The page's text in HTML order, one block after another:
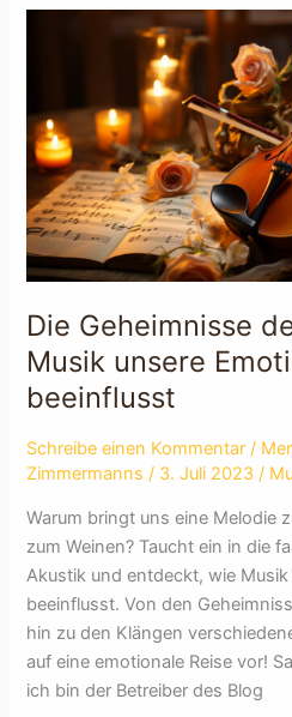
Musik:
eigenes
Instrument
bauen
kannst
Die Geheimnisse
Musik unsere
beeinflusst
Schreibe einen Kommentar /
Zimmermanns/ 3. Juli 2023/
Warum bringt uns eine Melodie
zum Weinen? Taucht ein in die
Akustik und entdeckt, wie
beeinflusst. Von den
hin zu den Klängen
auf eine emotionale Reise vor!
ich bin der Betreiber des Blog